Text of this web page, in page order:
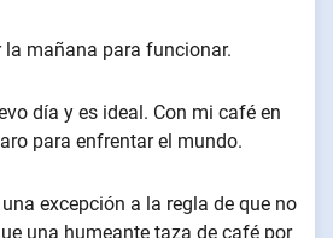
la mañana para funcionar.
día y es ideal. Con mi café en
para enfrentar el mundo.
excepción a la regla de que no
una humeante taza de café por